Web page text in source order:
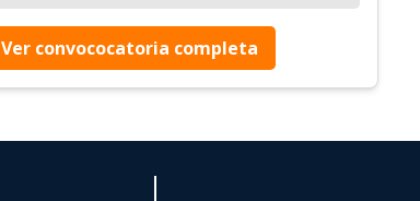
Ver convococatoria completa